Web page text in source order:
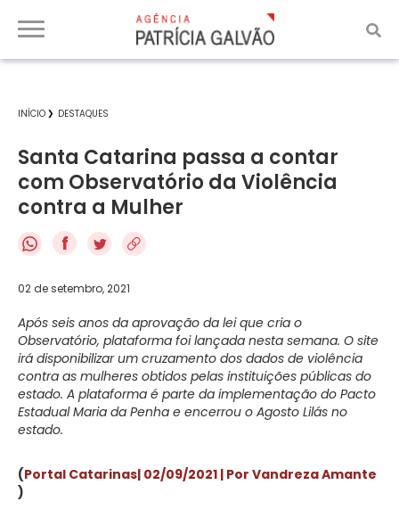
INÍCIO DESTAQUES
Santa Catarina passa a contar
com Observatório da Violência
contra a Mulher
f
02 de setembro, 2021
Após seis anos da aprovação da lei que cria o
Observatório, plataforma foi lançada nesta semana. O site
irá disponibilizar um cruzamento dos dados de violência
contra as mulheres obtidos pelas instituições públicas do
estado. A plataforma é parte da implementação do Pacto
Estadual Maria da Penha e encerrou o Agosto Lilás no
estado.
(Portal Catarinas| 02/09/2021 | Por Vandreza Amante
)